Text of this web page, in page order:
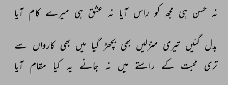
نہ حسن ہی مجھ کو راس آیا نہ عشق ہی میرے کام آیا
بدل گئیں تیری منزلیں بھی بچھڑ گیا میں بھی کارواں سے
تری محبت کے راستے میں نہ جانے یہ کیا مقام آیا